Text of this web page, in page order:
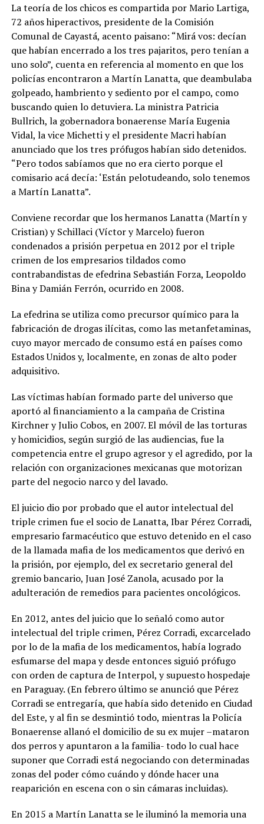
La teoría de los chicos es compartida por Mario Lartiga,
72 años hiperactivos, presidente de la Comisión
Comunal de Cayastá, acento paisano: “Mirá vos: decían
que habían encerrado a los tres pajaritos, pero tenían a
uno solo”, cuenta en referencia al momento en que los
policías encontraron a Martín Lanatta, que deambulaba
golpeado, hambriento y sediento por el campo, como
buscando quien lo detuviera. La ministra Patricia
Bullrich, la gobernadora bonaerense María Eugenia
Vidal, la vice Michetti y el presidente Macri habían
anunciado que los tres prófugos habían sido detenidos.
“Pero todos sabíamos que no era cierto porque el
comisario acá decía: ‘Están pelotudeando, solo tenemos
a Martín Lanatta”.
Conviene recordar que los hermanos Lanatta (Martín y
Cristian) y Schillaci (Víctor y Marcelo) fueron
condenados a prisión perpetua en 2012 por el triple
crimen de los empresarios tildados como
contrabandistas de efedrina Sebastián Forza, Leopoldo
Bina y Damián Ferrón, ocurrido en 2008.
La efedrina se utiliza como precursor químico para la
fabricación de drogas ilícitas, como las metanfetaminas,
cuyo mayor mercado de consumo está en países como
Estados Unidos y, localmente, en zonas de alto poder
adquisitivo.
Las víctimas habían formado parte del universo que
aportó al financiamiento a la campaña de Cristina
Kirchner y Julio Cobos, en 2007. El móvil de las torturas
y homicidios, según surgió de las audiencias, fue la
competencia entre el grupo agresor y el agredido, por la
relación con organizaciones mexicanas que motorizan
parte del negocio narco y del lavado.
El juicio dio por probado que el autor intelectual del
triple crimen fue el socio de Lanatta, Ibar Pérez Corradi,
empresario farmacéutico que estuvo detenido en el caso
de la llamada mafia de los medicamentos que derivó en
la prisión, por ejemplo, del ex secretario general del
gremio bancario, Juan José Zanola, acusado por la
adulteración de remedios para pacientes oncológicos.
En 2012, antes del juicio que lo señaló como autor
intelectual del triple crimen, Pérez Corradi, excarcelado
por lo de la mafia de los medicamentos, había logrado
esfumarse del mapa y desde entonces siguió prófugo
con orden de captura de Interpol, y supuesto hospedaje
en Paraguay. (En febrero último se anunció que Pérez
Corradi se entregaría, que había sido detenido en Ciudad
del Este, y al fin se desmintió todo, mientras la Policía
Bonaerense allanó el domicilio de su ex mujer –mataron
dos perros y apuntaron a la familia- todo lo cual hace
suponer que Corradi está negociando con determinadas
zonas del poder cómo cuándo y dónde hacer una
reaparición en escena con o sin cámaras incluidas).
En 2015 a Martín Lanatta se le iluminó la memoria una